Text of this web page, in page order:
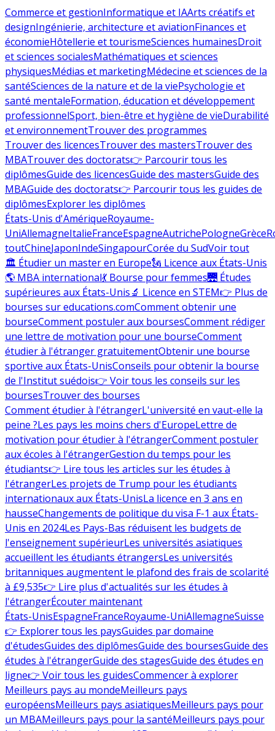
Commerce et gestionInformatique et IAArts créatifs et
designIngénierie, architecture et aviationFinances et
économieHôtellerie et tourismeSciences humainesDroit
et sciences socialesMathématiques et sciences
physiquesMédias et marketingMédecine et sciences de la
santéSciences de la nature et de la viePsychologie et
santé mentaleFormation, éducation et développement
professionnelSport, bien-être et hygiène de vieDurabilité
et environnementTrouver des programmes
Trouver des licencesTrouver des mastersTrouver des
MBATrouver des doctorats👉 Parcourir tous les
diplômesGuide des licencesGuide des mastersGuide des
MBAGuide des doctorats👉 Parcourir tous les guides de
diplômesExplorer les diplômes
États-Unis d'AmériqueRoyaume-
UniAllemagneItalieFranceEspagneAutrichePologneGrèce
toutChineJaponIndeSingapourCorée du SudVoir tout
🏛 Étudier un master en Europe🗽 Licence aux États-Unis
🌎 MBA international💃 Bourse pour femmes🌉 Études
supérieures aux États-Unis🔬 Licence en STEM👉 Plus de
bourses sur educations.comComment obtenir une
bourseComment postuler aux boursesComment rédiger
une lettre de motivation pour une bourseComment
étudier à l'étranger gratuitementObtenir une bourse
sportive aux États-UnisConseils pour obtenir la bourse
de l'Institut suédois👉 Voir tous les conseils sur les
boursesTrouver des bourses
Comment étudier à l'étrangerL'université en vaut-elle la
peine ?Les pays les moins chers d'EuropeLettre de
motivation pour étudier à l'étrangerComment postuler
aux écoles à l'étrangerGestion du temps pour les
étudiants👉 Lire tous les articles sur les études à
l'étrangerLes projets de Trump pour les étudiants
internationaux aux États-UnisLa licence en 3 ans en
hausseChangements de politique du visa F-1 aux États-
Unis en 2024Les Pays-Bas réduisent les budgets de
l'enseignement supérieurLes universités asiatiques
accueillent les étudiants étrangersLes universités
britanniques augmentent le plafond des frais de scolarité
à £9,535👉 Lire plus d'actualités sur les études à
l'étrangerÉcouter maintenant
États-UnisEspagneFranceRoyaume-UniAllemagneSuisse
👉 Explorer tous les paysGuides par domaine
d'étudesGuides des diplômesGuide des boursesGuide des
études à l'étrangerGuide des stagesGuide des études en
ligne👉 Voir tous les guidesCommencer à explorer
Meilleurs pays au mondeMeilleurs pays
européensMeilleurs pays asiatiquesMeilleurs pays pour
un MBAMeilleurs pays pour la santéMeilleurs pays pour